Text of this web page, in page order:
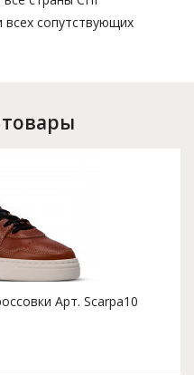
всех сопутствующих
Арт. Scarpa10